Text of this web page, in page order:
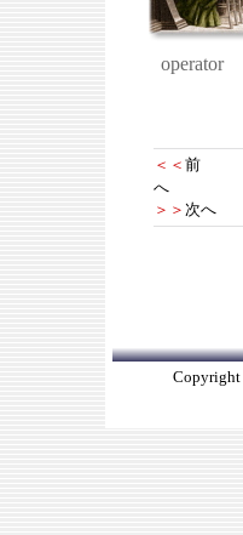
operator
＜＜ 前
へ
＞＞ 次へ
Copyright